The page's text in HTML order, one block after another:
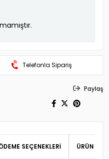
Telefonla Sipariş
Paylaş
SEÇENEKLERI ÜRÜN